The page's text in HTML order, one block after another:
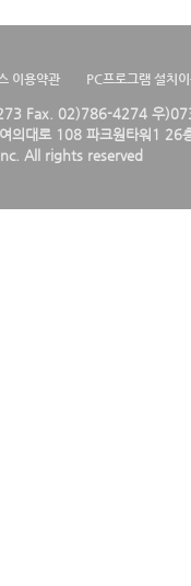
이용약관 PC프로그램 설치
Fax. 02)786-4274 우
의대로 108 파크원타워1 26
All rights reserved